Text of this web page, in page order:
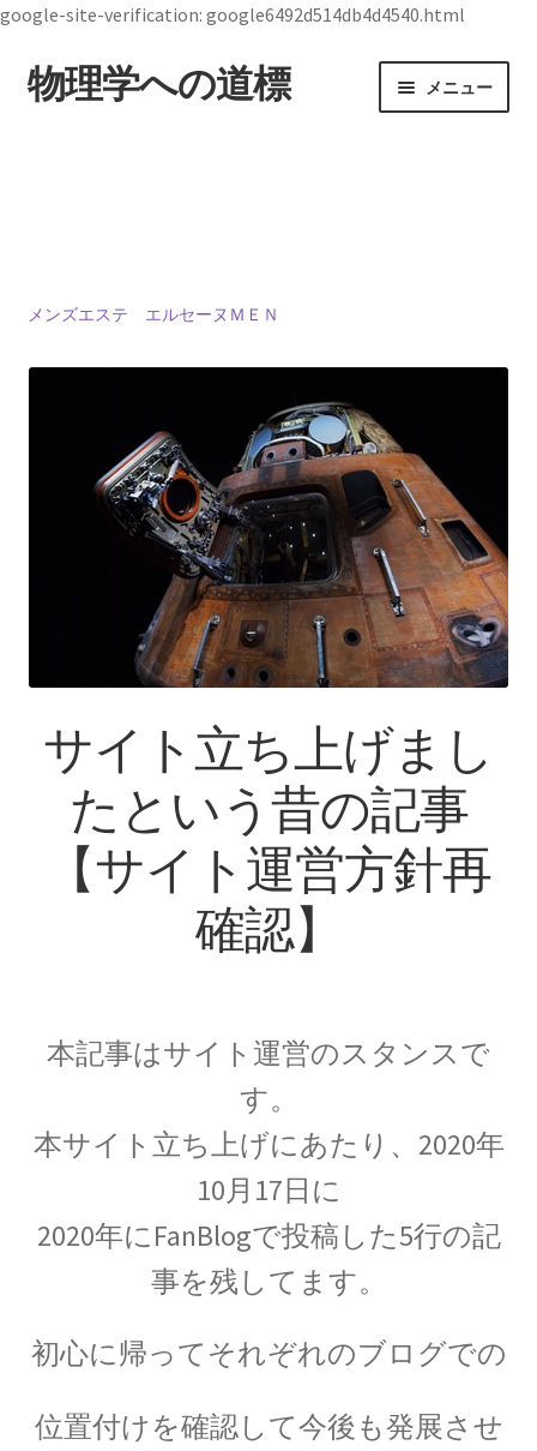
google-site-verification: google6492d514db4d4540.html
ナ
ビ
ス
ッ
コ
ン
ッ
物理学への道標 メニュー
【1928年7月28日 ～1990年10月1日】— 量子世界
の常識を問い直した理論物理学者 —
デモクリトス
【インドまで出かけて見聞を広め、
原子・統計を始めた賢人】
【謎に満ちた数と幾何学の創始者】
フォン・ノイマン
【映画作品「博士の異常な愛情」のモデル‗ノ
イマン型PC開発】
【 医学の視点から光の波動説を発展｜三原色の提唱】
歴史的な集合写真
1927年10月開催
メンズエステ エルセーヌＭＥＮ
サイト立ち上げまし
たという昔の記事
【サイト運営方針再
確認】
本記事はサイト運営のスタンスで
す。
本サイト立ち上げにあたり、2020年
10月17日に
2020年にFanBlogで投稿した5行の記
事を残してます。
初心に帰ってそれぞれのブログでの
位置付けを確認して今後も発展させ